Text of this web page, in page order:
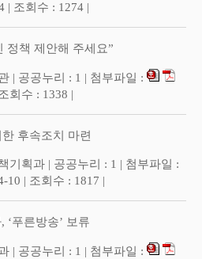
| 조회수 : 1274 |
정책 제안해 주세요”
| 공공누리 : 1 | 첨부파일 :
회수 : 1338 |
한 후속조치 마련
기획과 | 공공누리 : 1 | 첨부파일 :
10 | 조회수 : 1817 |
‘푸른방송’ 보류
| 공공누리 : 1 | 첨부파일 :